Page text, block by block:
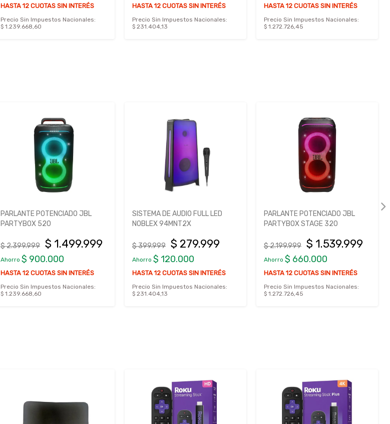
HASTA 12 CUOTAS SIN INTERÉS
Precio Sin Impuestos Nacionales:
$ 1.239.668,60
HASTA 12 CUOTAS SIN INTERÉS
Precio Sin Impuestos Nacionales:
$ 231.404,13
HASTA 12 CUOTAS SIN INTERÉS
Precio Sin Impuestos Nacionales:
$ 1.272.726,45
PARLANTE POTENCIADO JBL
PARTYBOX 520
$ 2.399.999 $ 1.499.999
Ahorro $ 900.000
HASTA 12 CUOTAS SIN INTERÉS
Precio Sin Impuestos Nacionales:
$ 1.239.668,60
SISTEMA DE AUDIO FULL LED
NOBLEX 94MNT2X
$ 399.999 $ 279.999
Ahorro $ 120.000
HASTA 12 CUOTAS SIN INTERÉS
Precio Sin Impuestos Nacionales:
$ 231.404,13
PARLANTE POTENCIADO JBL
PARTYBOX STAGE 320
$ 2.199.999 $ 1.539.999
Ahorro $ 660.000
HASTA 12 CUOTAS SIN INTERÉS
Precio Sin Impuestos Nacionales:
$ 1.272.726,45